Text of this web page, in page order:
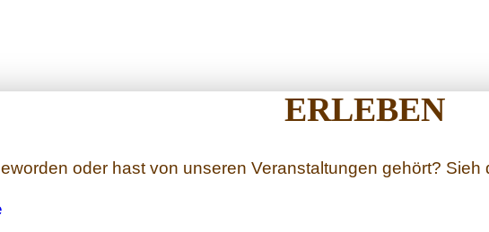
ERLEBEN
oder hast von unseren Veranstaltungen gehört?